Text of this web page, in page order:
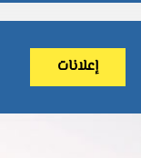
إعلانات